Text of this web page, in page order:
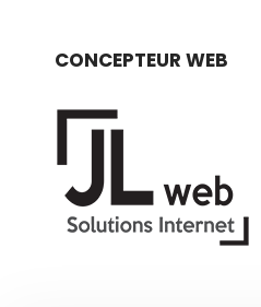
CONCEPTEUR WEB